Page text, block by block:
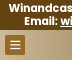
Email: